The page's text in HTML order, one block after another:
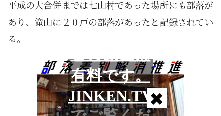
平成の大合併までは七山村であった場所にも部落が
あり、滝山に２０戸の部落があったと記録されてい
る。